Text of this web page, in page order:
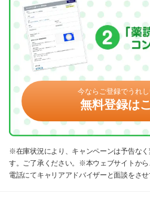
今ならご登録でうれし
無料登録は
※在庫状況により、キャンペーンは予告な
す。ご了承ください。※本ウェブサイトか
電話にてキャリアアドバイザーと面談をさせ